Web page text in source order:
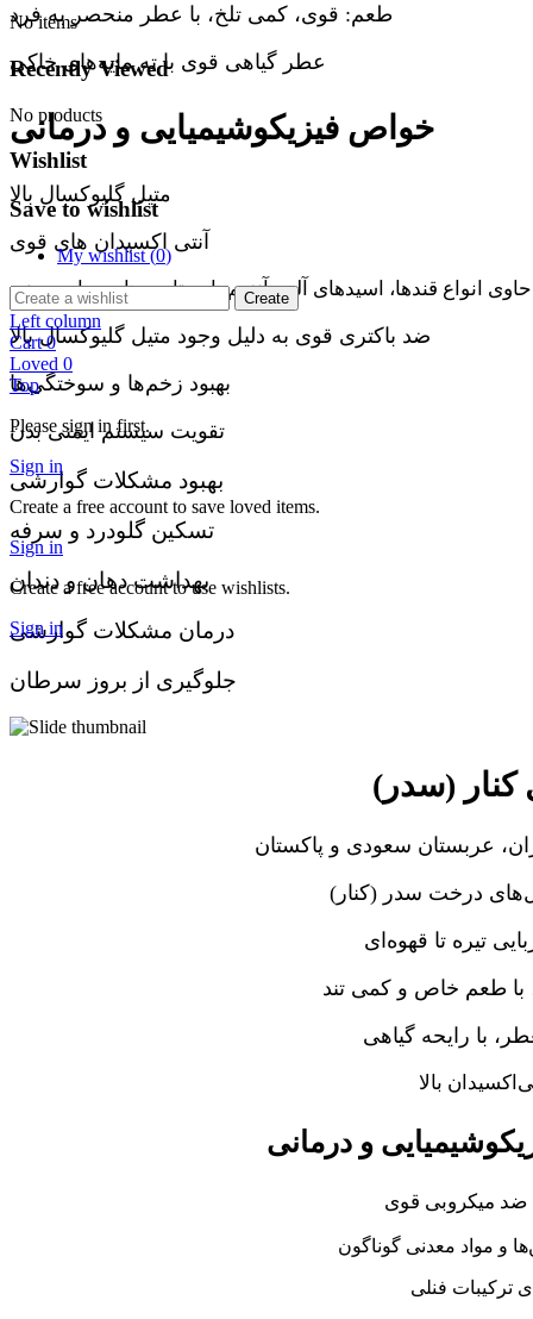
طعم: قوی، کمی تلخ، با عطر منحصر به فرد
عطر گیاهی قوی با ته مایه‌های خاکی
خواص فیزیکوشیمیایی و درمانی
متیل گلیوکسال بالا
آنتی اکسیدان های قوی
حاوی انواع قندها، اسیدهای آلی، آنزیم‌ها، ویتامین‌ها و مواد معدنی
ضد باکتری قوی به دلیل وجود متیل گلیوکسال بالا
بهبود زخم‌ها و سوختگی‌ها
تقویت سیستم ایمنی بدن
بهبود مشکلات گوارشی
تسکین گلودرد و سرفه
بهداشت دهان و دندان
درمان مشکلات گوارشی
جلوگیری از بروز سرطان
(سدر)
عربستان سعودی و پاکستان
درخت سدر (کنار)
تیره تا قهوه‌ای
طعم خاص و کمی تند
با رایحه گیاهی
بالا
و درمانی
میکروبی قوی
و مواد معدنی گوناگون
ترکیبات فنلی
No items
Recently Viewed
No products
Wishlist
Save to wishlist
My wishlist (0)
Create
Left column
Cart 0
Loved 0
Top
Please sign in first.
Sign in
Create a free account to save loved items.
Sign in
Create a free account to use wishlists.
Sign in